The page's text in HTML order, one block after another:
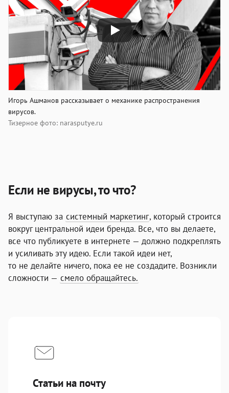
Игорь Ашманов рассказывает о механике распространения
вирусов.
Тизерное фото: narasputye.ru
Если не вирусы, то что?
Я выступаю за системный маркетинг, который строится
вокруг центральной идеи бренда. Все, что вы делаете,
все что публикуете в интернете — должно подкреплять
и усиливать эту идею. Если такой идеи нет,
то не делайте ничего, пока ее не создадите. Возникли
сложности — смело обращайтесь.
Подписаться
Статьи на почту